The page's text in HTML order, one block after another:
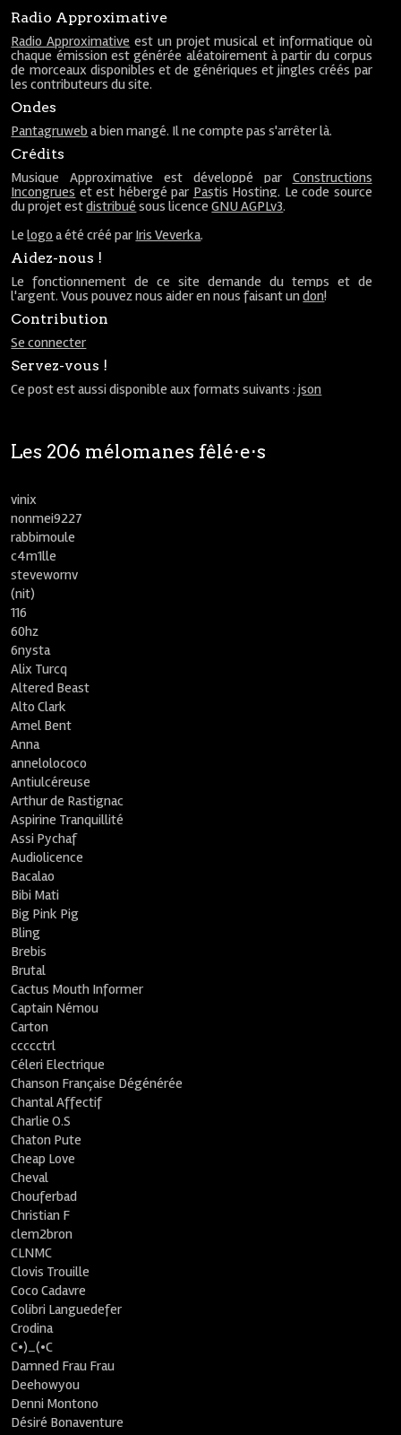
Radio Approximative
Radio Approximative est un projet musical et informatique où
chaque émission est générée aléatoirement à partir du corpus
de morceaux disponibles et de génériques et jingles créés par
les contributeurs du site.
Ondes
Pantagruweb a bien mangé. Il ne compte pas s'arrêter là.
Crédits
Musique Approximative est développé par Constructions
Incongrues et est hébergé par Pastis Hosting. Le code source
du projet estdistribué sous licenceGNU AGPLv3.
Lelogo a été créé par Iris Veverka.
Aidez-nous !
Le fonctionnement de ce site demande du temps et de
l'argent. Vous pouvez nous aider en nous faisant undon!
Contribution
Se connecter
Servez-vous !
Ce post est aussi disponible aux formats suivants :json
Les 206 mélomanes fêlé⋅e⋅s
vinix
nonmei9227
rabbimoule
c4m1lle
stevewornv
(nit)
116
60hz
6nysta
Alix Turcq
Altered Beast
Alto Clark
Amel Bent
Anna
annelolococo
Antiulcéreuse
Arthur de Rastignac
Aspirine Tranquillité
Assi Pychaf
Audiolicence
Bacalao
Bibi Mati
Big Pink Pig
Bling
Brebis
Brutal
Cactus Mouth Informer
Captain Némou
Carton
ccccctrl
Céleri Electrique
Chanson Française Dégénérée
Chantal Affectif
Charlie O.S
Chaton Pute
Cheap Love
Cheval
Chouferbad
Christian F
clem2bron
CLNMC
Clovis Trouille
Coco Cadavre
Colibri Languedefer
Crodina
C•)_(•C
Damned Frau Frau
Deehowyou
Denni Montono
Désiré Bonaventure